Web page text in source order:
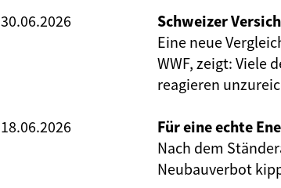
30.06.2026
Schweizer
Eine neue
WWF, zeigt: Viele
reagieren
18.06.2026
Für eine echte
Nach dem
Neubauverbot